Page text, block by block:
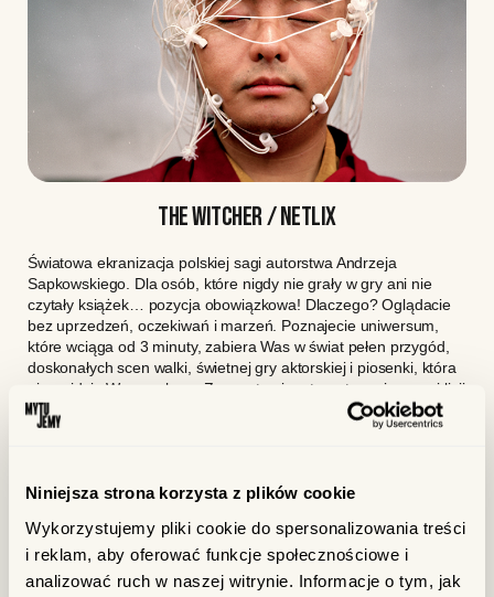
Niniejsza strona korzysta z plików cookie
Wykorzystujemy pliki cookie do spersonalizowania treści
i reklam, aby oferować funkcje społecznościowe i
analizować ruch w naszej witrynie. Informacje o tym, jak
THE WITCHER / NETLIX
Światowa ekranizacja polskiej sagi autorstwa Andrzeja
Sapkowskiego. Dla osób, które nigdy nie grały w gry ani nie
czytały książek… pozycja obowiązkowa! Dlaczego? Oglądacie
bez uprzedzeń, oczekiwań i marzeń. Poznajecie uniwersum,
które wciąga od 3 minuty, zabiera Was w świat pełen przygód,
doskonałych scen walki, świetnej gry aktorskiej i piosenki, która
nie wyjdzie Wam z głowy. Z zarzutami na temat pomieszanej linii
czasu się zgadzamy, ale wciąż pozycję polecamy. Po
wciągnięciu całego sezonu na raz pobiegliśmy po książki – i jest
jest to Tomasz Karolak!